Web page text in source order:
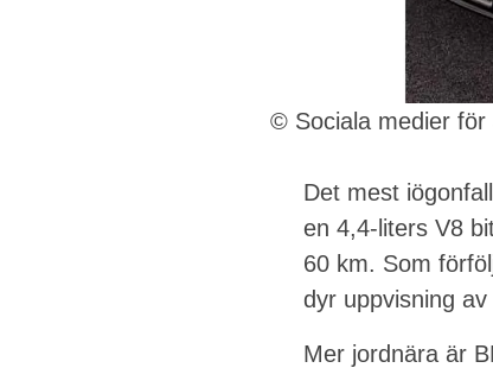
© Sociala medier för
Det mest
en 4,4-liters V8
60 km. Som
dyr uppvisning
Mer jordnära är